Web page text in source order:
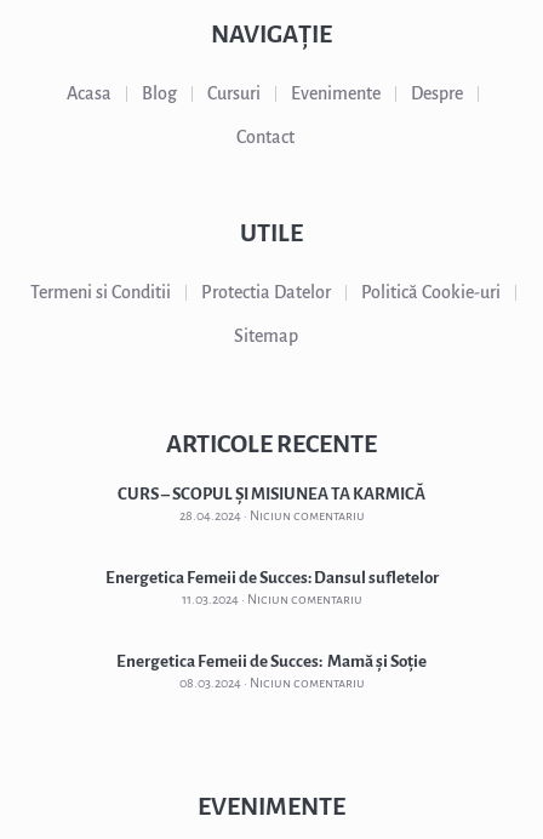
NAVIGAȚIE
Acasa Blog Cursuri Evenimente Despre
Contact
UTILE
Termeni si Conditii Protectia Datelor Politică Cookie-uri
Sitemap
EVENIMENTE
ARTICOLE RECENTE
CURS – SCOPUL ȘI MISIUNEA TA KARMICĂ
28.04.2024 Niciun comentariu
Energetica Femeii de Succes: Dansul sufletelor
11.03.2024 Niciun comentariu
Energetica Femeii de Succes: Mamă și Soție
08.03.2024 Niciun comentariu